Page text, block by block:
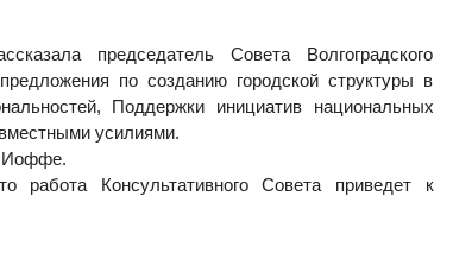
председатель Совета Волгоградского
по созданию городской структуры в
Поддержки инициатив национальных
усилиями.
Иоффе.
работа Консультативного Совета приведет к